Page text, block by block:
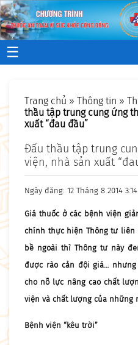
☰
Trang chủ » Thông tin »
thầu tập trung cung ứng
xuất “đau đầu”
Đấu thầu tập trung
viện, nhà sản xuất
Ngày đăng: 12 Tháng 8 2014 3:14
Giá thuốc ở các bệnh viện
chính thực hiện Thông tư liên
bề ngoài thì Thông tư này
được rào cản đội giá…
cho nỗ lực nâng cao chất
viện và chất lượng của những
Bệnh viện “kêu trời”